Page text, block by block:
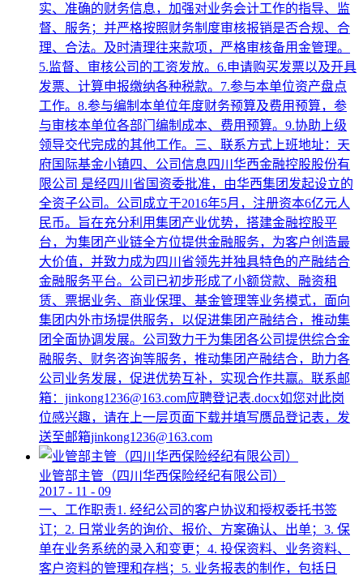
实、准确的财务信息，加强对业务会计工作的指导、监
督、服务；并严格按照财务制度审核报销是否合规、合
理、合法。及时清理往来款项，严格审核备用金管理。
5.监督、审核公司的工资发放。6.申请购买发票以及开具
发票、计算申报缴纳各种税款。7.参与本单位资产盘点
工作。8.参与编制本单位年度财务预算及费用预算，参
与审核本单位各部门编制成本、费用预算。9.协助上级
领导交代完成的其他工作。三、联系方式上班地址：天
府国际基金小镇四、公司信息四川华西金融控股股份有
限公司 是经四川省国资委批准，由华西集团发起设立的
全资子公司。公司成立于2016年5月，注册资本6亿元人
民币。旨在充分利用集团产业优势，搭建金融控股平
台，为集团产业链全方位提供金融服务，为客户创造最
大价值，并致力成为四川省领先并独具特色的产融结合
金融服务平台。公司已初步形成了小额贷款、融资租
赁、票据业务、商业保理、基金管理等业务模式，面向
集团内外市场提供服务，以促进集团产融结合，推动集
团全面协调发展。公司致力于为集团各公司提供综合金
融服务、财务咨询等服务，推动集团产融结合，助力各
公司业务发展，促进优势互补，实现合作共赢。联系邮
箱：jinkong1236@163.com应聘登记表.docx如您对此岗
位感兴趣，请在上一层页面下载并填写赝品登记表，发
送至邮箱jinkong1236@163.com
业管部主管（四川华西保险经纪有限公司）
2017 - 11 - 09
一、工作职责1. 经纪公司的客户协议和授权委托书签
订；2. 日常业务的询价、报价、方案确认、出单；3. 保
单在业务系统的录入和变更；4. 投保资料、业务资料、
客户资料的管理和存档；5. 业务报表的制作，包括日